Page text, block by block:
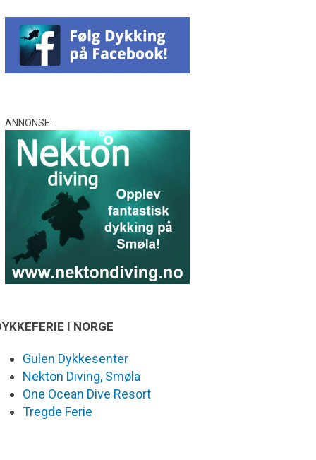
ANNONSE:
I NORGE
Gulen Dykkesenter
Nekton Diving, Smøla
One Ocean Dive Resort
Tregde Ferie